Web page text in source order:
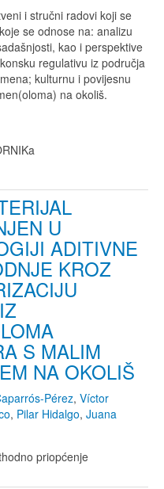
i stručni radovi koji se
se odnose na: analizu
kao i perspektive
regulativu iz područja
kulturnu i povijesnu
na okoliš.
U
ADITIVNE
KROZ
S MALIM
NA OKOLIŠ
Pérez, Víctor
, Pilar Hidalgo, Juana
priopćenje